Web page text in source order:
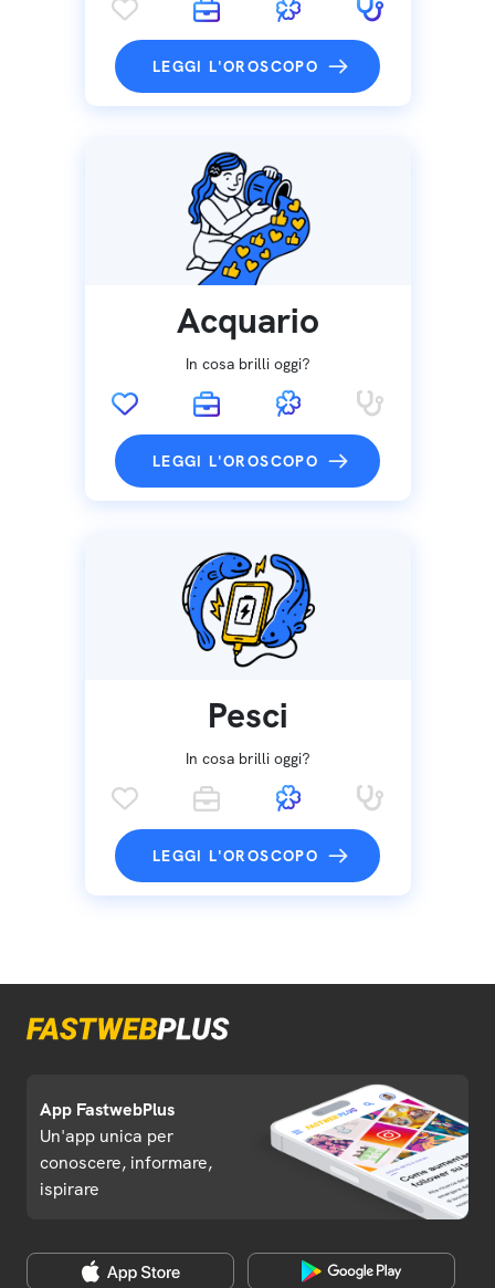
LEGGI L'OROSCOPO
Acquario
In cosa brilli oggi?
LEGGI L'OROSCOPO
Pesci
In cosa brilli oggi?
LEGGI L'OROSCOPO
App FastwebPlus
Un'app unica per
conoscere, informare,
ispirare